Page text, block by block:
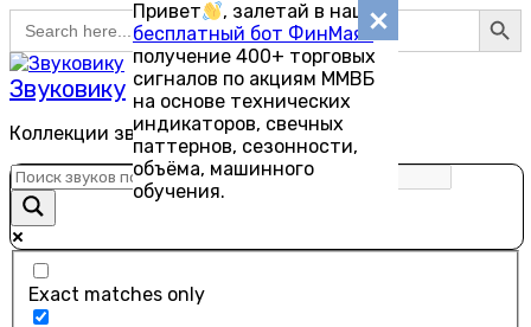
Привет
, залетай в наш
бесплатный бот ФинМаяк—
получение 400+ торговых
сигналов по акциям ММВБ
на основе технических
индикаторов, свечных
паттернов, сезонности,
объёма, машинного
обучения.
Перейти
содержанию
Search
for:
Search Button
Звуковику
Коллекции звуков для скачивания
Exact matches only